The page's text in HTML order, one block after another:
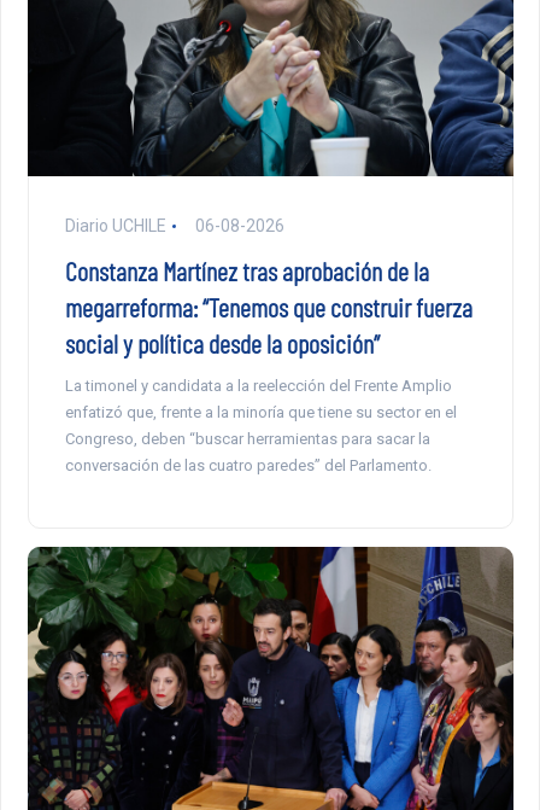
Diario UCHILE 06-08-2026
Constanza Martínez tras aprobación de la
megarreforma: “Tenemos que construir fuerza
social y política desde la oposición”
La timonel y candidata a la reelección del Frente Amplio
enfatizó que, frente a la minoría que tiene su sector en el
Congreso, deben “buscar herramientas para sacar la
conversación de las cuatro paredes” del Parlamento.